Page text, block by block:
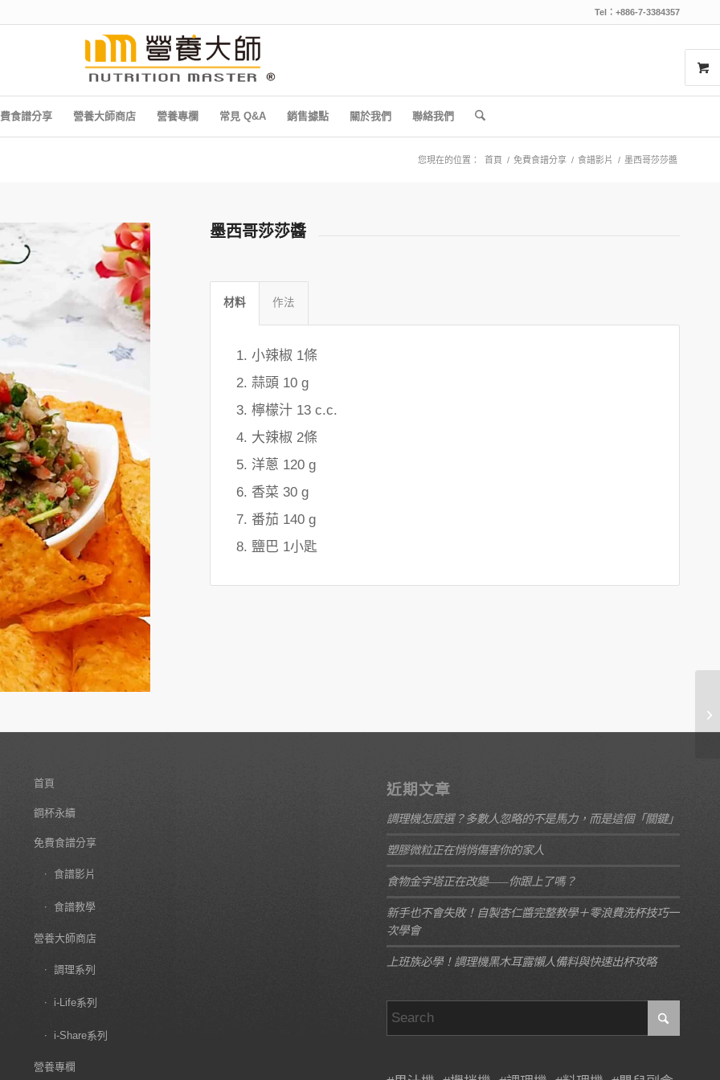
Tel：+886-7-3384357
食譜分享 營養大師商店 營養專欄 常見 Q&A 銷售據點 關於我們 聯絡我們
您現在的位置： 首頁 / 免費食譜分享 / 食譜影片 / 墨西哥莎莎醬
墨西哥莎莎醬
材料 作法
小辣椒 1條
蒜頭 10 g
檸檬汁 13 c.c.
大辣椒 2條
洋蔥 120 g
香菜 30 g
番茄 140 g
鹽巴 1小匙
首頁
鋼杯永續
免費食譜分享
食譜影片
食譜教學
營養大師商店
調理系列
i-Life系列
i-Share系列
營養專欄
近期文章
調理機怎麼選？多數人忽略的不是馬力，而是這個「關鍵」
塑膠微粒正在悄悄傷害你的家人
食物金字塔正在改變——你跟上了嗎？
新手也不會失敗！自製杏仁醬完整教學＋零浪費洗杯技巧一
次學會
上班族必學！調理機黑木耳露懶人備料與快速出杯攻略